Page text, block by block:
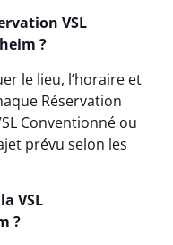
VSL
?
le lieu, l’horaire et
Réservation
Conventionné ou
prévu selon les
VSL
?